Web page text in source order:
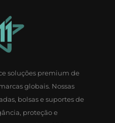
soluções premium de
globais. Nossas
bolsas e suportes de
proteção e